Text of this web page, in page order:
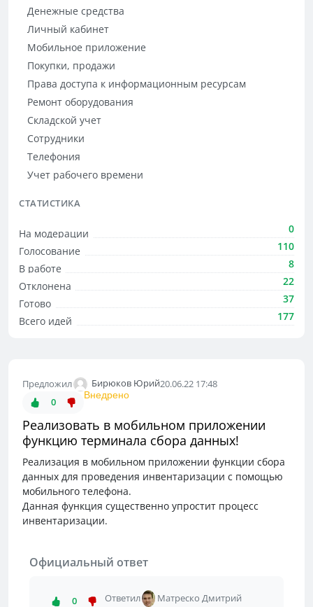
Денежные средства
Личный кабинет
Мобильное приложение
Покупки, продажи
Права доступа к информационным ресурсам
Ремонт оборудования
Складской учет
Сотрудники
Телефония
Учет рабочего времени
СТАТИСТИКА
На модерации
0
Голосование
110
В работе
8
Отклонена
22
Готово
37
Всего идей
177
Предложил Бирюков Юрий20.06.22 17:48
0
Внедрено
Реализовать в мобильном приложении
функцию терминала сбора данных!
Реализация в мобильном приложении функции сбора
данных для проведения инвентаризации с помощью
мобильного телефона.
Данная функция существенно упростит процесс
инвентаризации.
Официальный ответ
0 Ответил
Матреско Дмитрий